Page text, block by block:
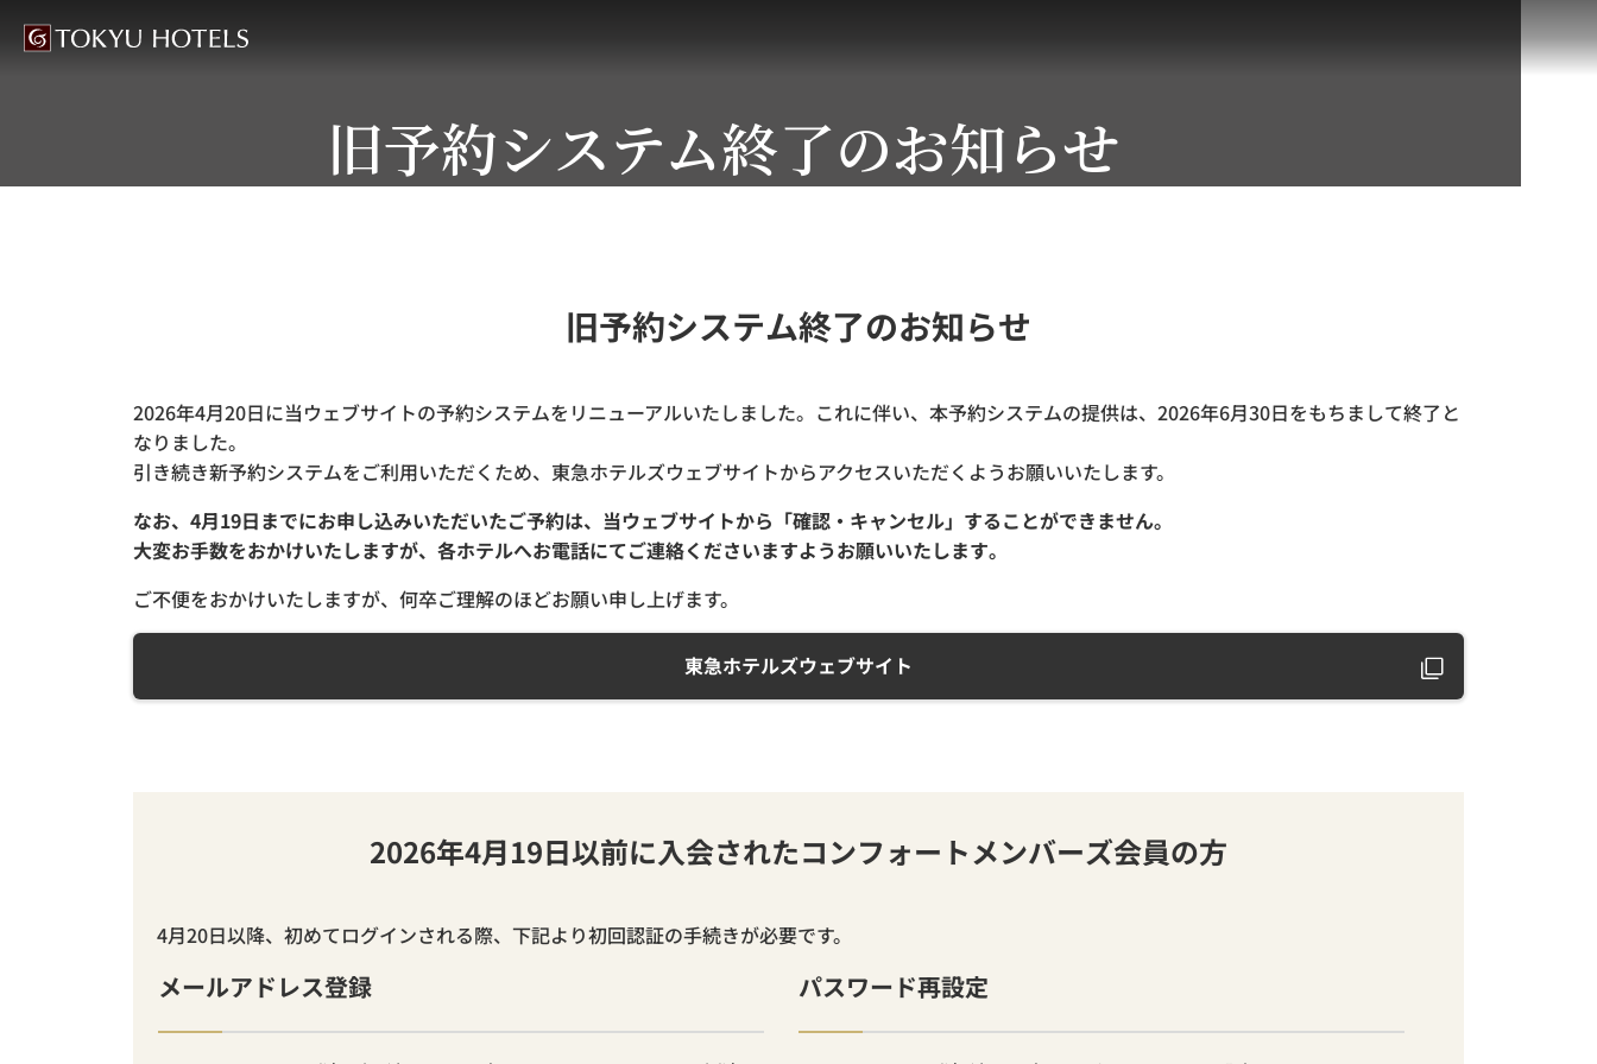
旧予約システム終了のお知らせ
旧予約システム終了のお知らせ
2026年4月20日に当ウェブサイトの予約システムをリニューアルいたしました。これに伴い、本予約システムの提供は、2026年6月30日をもちまして終了と
なりました。
引き続き新予約システムをご利用いただくため、東急ホテルズウェブサイトからアクセスいただくようお願いいたします。
なお、4月19日までにお申し込みいただいたご予約は、当ウェブサイトから「確認・キャンセル」することができません。
大変お手数をおかけいたしますが、各ホテルへお電話にてご連絡くださいますようお願いいたします。
ご不便をおかけいたしますが、何卒ご理解のほどお願い申し上げます。
東急ホテルズウェブサイト
2026年4月19日以前に入会されたコンフォートメンバーズ会員の方
4月20日以降、初めてログインされる際、下記より初回認証の手続きが必要です。
メールアドレス登録 パスワード再設定